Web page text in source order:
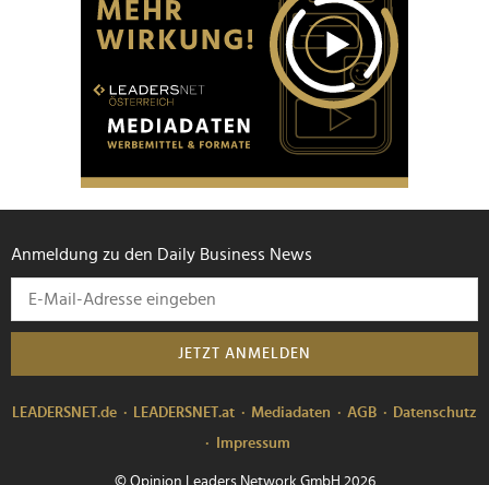
Anmeldung zu den Daily Business News
JETZT ANMELDEN
LEADERSNET.de LEADERSNET.at Mediadaten AGB
Datenschutz
Impressum